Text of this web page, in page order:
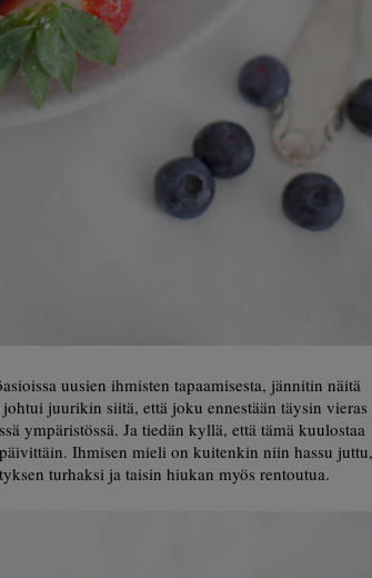
uusien ihmisten tapaamisesta, jännitin näitä
juurikin siitä, että joku ennestään täysin vieras
ympäristössä. Ja tiedän kyllä, että tämä kuulostaa
Ihmisen mieli on kuitenkin niin hassu juttu,
turhaksi ja taisin hiukan myös rentoutua.